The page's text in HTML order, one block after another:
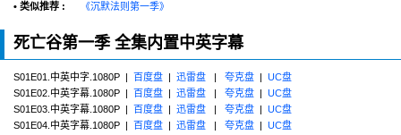
• 类似推荐 : 《沉默法则第一季》
死亡谷第一季 全集内置中英字幕
S01E01.中英中字.1080P | 百度盘 | 迅雷盘 | 夸克盘 | UC盘
S01E02.中英字幕.1080P | 百度盘 | 迅雷盘 | 夸克盘 | UC盘
S01E03.中英字幕.1080P | 百度盘 | 迅雷盘 | 夸克盘 | UC盘
S01E04.中英字幕.1080P | 百度盘 | 迅雷盘 | 夸克盘 | UC盘